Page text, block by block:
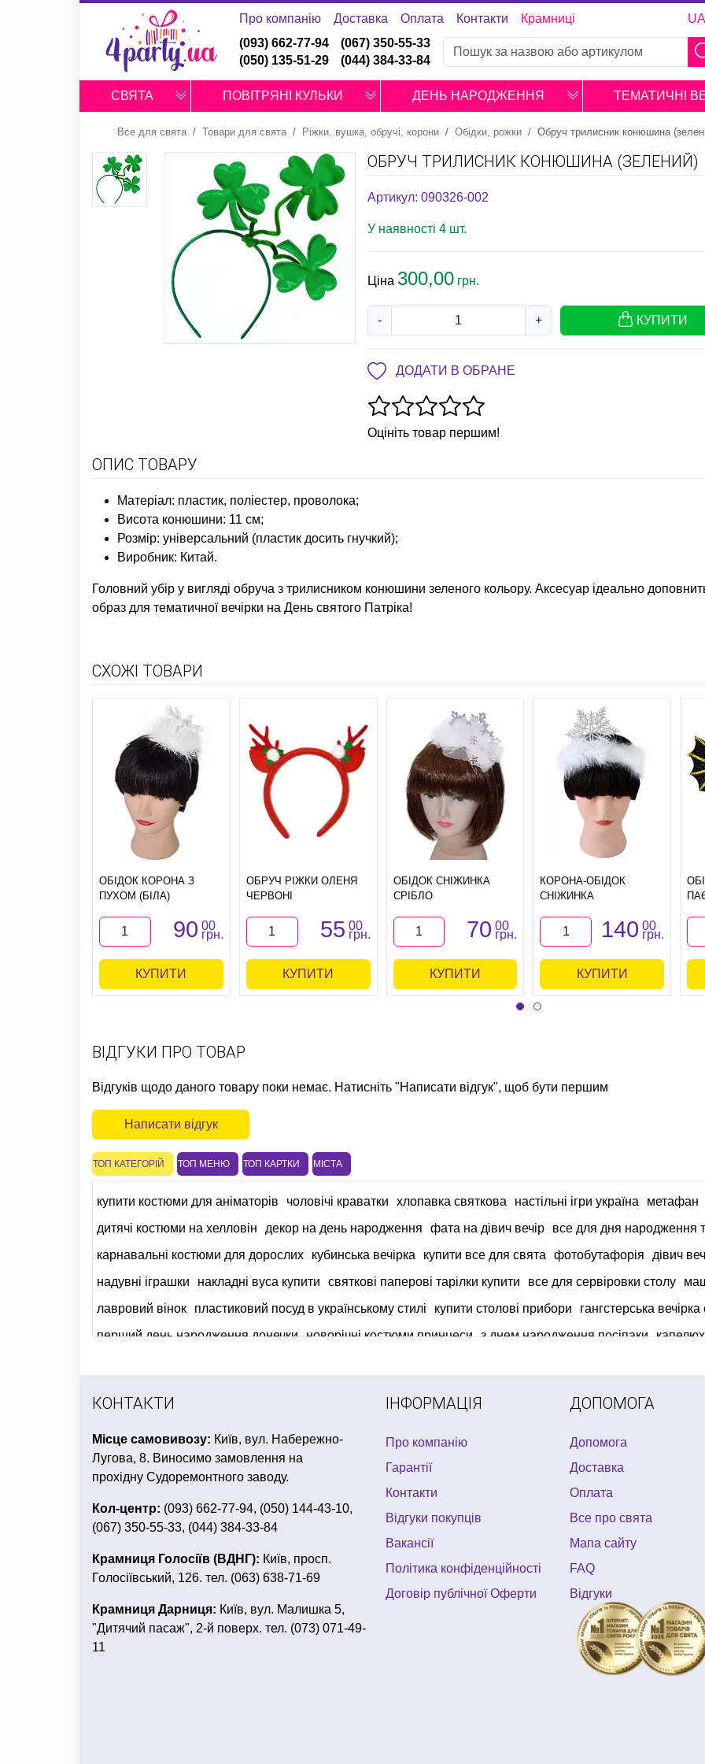
Про компанію Доставка Оплата Контакти Крамниці UA
(093) 662-77-94
(050) 135-51-29
(067) 350-55-33
(044) 384-33-84
СВЯТА ПОВІТРЯНІ КУЛЬКИ ДЕНЬ НАРОДЖЕННЯ ТЕМАТИЧНІ
Все для свята Товари для свята Ріжки, вушка, обручі, корони Обідки, рожки Обруч трилисник конюшина
ОБРУЧ ТРИЛИСНИК КОНЮШИНА (ЗЕЛЕНИЙ)
Артикул: 090326-002
У наявності 4 шт.
Ціна 300,00 грн.
- + КУПИТИ
ДОДАТИ В ОБРАНЕ
Оцініть товар першим!
ОПИС ТОВАРУ
Матеріал: пластик, поліестер, проволока;
Висота конюшини: 11 см;
Розмір: універсальний (пластик досить гнучкий);
Виробник: Китай.
Головний убір у вигляді обруча з трилисником конюшини зеленого кольору. Аксесуар ідеально
образ для тематичної вечірки на День святого Патріка!
СХОЖІ ТОВАРИ
ОБІДОК КОРОНА З
ПУХОМ (БІЛА)
90 00
грн.
КУПИТИ
ОБРУЧ РІЖКИ ОЛЕНЯ
ЧЕРВОНІ
55 00
грн.
КУПИТИ
ОБІДОК СНІЖИНКА
СРІБЛО
70 00
грн.
КУПИТИ
КОРОНА-ОБІДОК
СНІЖИНКА
140 00
грн.
КУПИТИ
ВІДГУКИ ПРО ТОВАР
Відгуків щодо даного товару поки немає. Натисніть "Написати відгук", щоб бути першим
Написати відгук
ТОП КАТЕГОРІЙ ТОП МЕНЮ ТОП КАРТКИ МІСТА
купити костюми для аніматорів чоловічі краватки хлопавка святкова настільні ігри україна метафан
дитячі костюми на хелловін
декор на день народження фата на дівич вечір все для дня народження
карнавальні костюми для дорослих
кубинська вечірка купити все для свята фотобутафорія дівич
надувні іграшки
накладні вуса купити святкові паперові тарілки купити все для сервіровки столу
лавровий вінок
пластиковий посуд в українському стилі купити столові прибори гангстерська вечірка
перший день народження донечки новорічні костюми принцеси з днем народження посіпаки
КОНТАКТИ
Місце самовивозу: Київ, вул. Набережно-
Лугова, 8. Виносимо замовлення на
прохідну Судоремонтного заводу.
Кол-центр: (093) 662-77-94, (050) 144-43-10,
(067) 350-55-33, (044) 384-33-84
Крамниця Голосіїв (ВДНГ): Київ, просп.
Голосіївський, 126. тел. (063) 638-71-69
Крамниця Дарниця: Київ, вул. Малишка 5,
"Дитячий пасаж", 2-й поверх. тел. (073) 071-49-
11
ІНФОРМАЦІЯ
Про компанію
Гарантії
Контакти
Відгуки покупців
Вакансії
Політика конфіденційності
Договір публічної Оферти
ДОПОМОГА
Допомога
Доставка
Оплата
Все про свята
Мапа сайту
FAQ
Відгуки